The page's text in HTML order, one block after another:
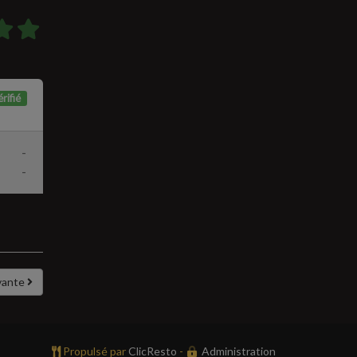
-
-
Propulsé par ClicResto - Administration